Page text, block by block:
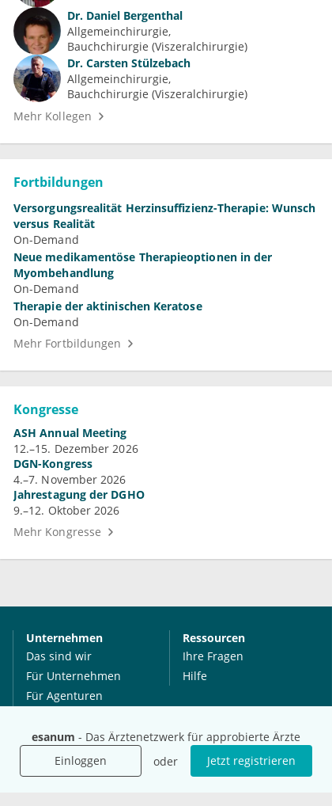
esanum - Das Ärztenetzwerk für approbierte Ärzte
Einloggen
oder Jetzt registrieren
Dr. Daniel Bergenthal
Allgemeinchirurgie
Bauchchirurgie (Viszeralchirurgie)
Dr. Carsten Stülzebach
Allgemeinchirurgie
Bauchchirurgie (Viszeralchirurgie)
Mehr Kollegen
Fortbildungen
Versorgungsrealität Herzinsuffizienz-Therapie: Wunsch
versus Realität
On-Demand
Neue medikamentöse Therapieoptionen in der
Myombehandlung
On-Demand
Therapie der aktinischen Keratose
On-Demand
Mehr Fortbildungen
Kongresse
ASH Annual Meeting
12.–15. Dezember 2026
DGN-Kongress
4.–7. November 2026
Jahrestagung der DGHO
9.–12. Oktober 2026
Mehr Kongresse
Unternehmen
Das sind wir
Für Unternehmen
Für Agenturen
Presse
Karriere
Jobs
Ressourcen
Ihre Fragen
Hilfe